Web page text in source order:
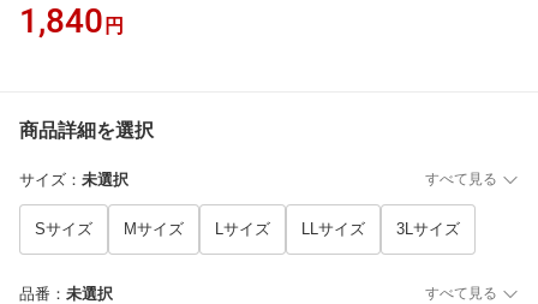
1,840 円
商品詳細を選択
サイズ ： 未選択 すべて見る
Sサイズ Mサイズ Lサイズ LLサイズ 3Lサイズ
品番 ： 未選択 すべて見る